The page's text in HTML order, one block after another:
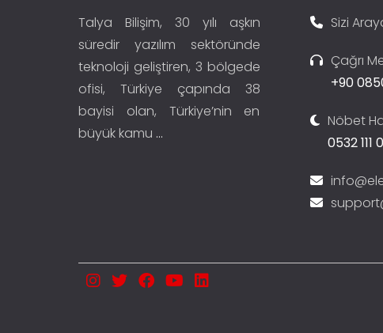
Talya Bilişim, 30 yılı aşkın
süredir yazılım sektöründe
teknoloji geliştiren, 3 bölgede
ofisi, Türkiye çapında 38
bayisi olan, Türkiye’nin en
büyük kamu ...
Sizi
Çağrı
+90
Nöbet
0532 111